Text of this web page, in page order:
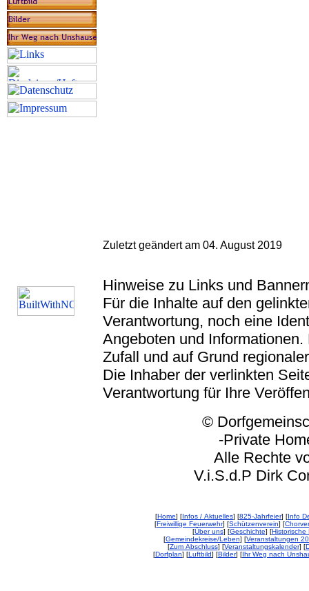
Zuletzt geändert am 04. August 2019
Hinweise zu Links und
Für die Inhalte auf den
Verantwortung, noch eine
Angeboten und
Zufall und auf Grund
Die Inhaber der verlinkten
Verantwortung für Ihre
© Dorfgemeinschaft
-Private
Alle Rechte
V.i.S.d.P Dirk
[Home] [Infos / Aktuelles] [825-Jahrfeier] [Info
[Freiwillige Feuerwehr] [Schützenverein] [
[Über uns] [Geschichte] [Historische
[Gemeindekreise/Leben] [Veranstaltungen
[Zum Abschluss] [Veranstaltungskalender] [
[Dorfplan] [Luftbild] [Bilder] [Ihr Weg nach